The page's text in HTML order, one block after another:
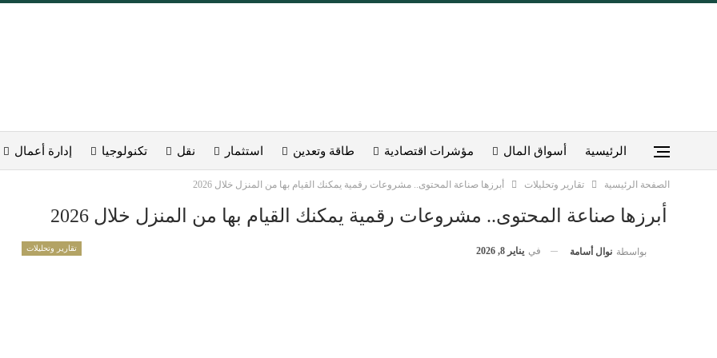
الرئيسية أسواق المال مؤشرات اقتصادية طاقة وتعدين استثمار نقل تكنولوجيا إدارة أعمال
الصفحة الرئيسية تقارير وتحليلات أبرزها صناعة المحتوى.. مشروعات رقمية يمكنك القيام بها من المنزل خلال 2026
أبرزها صناعة المحتوى.. مشروعات رقمية يمكنك القيام بها من المنزل خلال 2026
تقارير وتحليلات بواسطة نوال أسامة في يناير 8, 2026